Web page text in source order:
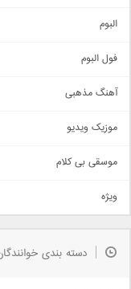
اجتماعی
حماسی
سنتی
اهنگ بندرعباسی
دمو
مذهبی
جدیدترین ها
البوم
فول البوم
آهنگ مذهبی
موزیک ویدیو
موسقی بی کلام
ویژه
دسته بندی